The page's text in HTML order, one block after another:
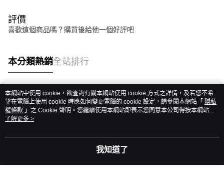
評價
喜歡這個商品嗎？購買後給他一個好評吧
本分類熱銷全站排行
熱門標籤
本網站中使用 cookie，欲查詢有關本網站使用 cookie 方式之詳情，及若您不希
望在電腦上使用 cookie 時應如何變更電腦的 cookie 設定，請參閱本網站「 隱私
權條款 」之 Cookie 聲明。您繼續使用本網站即表示您同意本公司得按本網站使
用條款之 Cookie 聲明使用 cookie。
了解更多 >
我知道了